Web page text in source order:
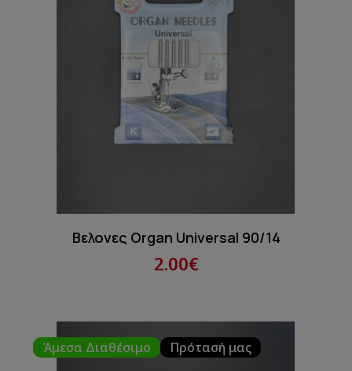
Βελονες Organ Universal 90/14
2.00€
Άμεσα Διαθέσιμο Πρότασή μας